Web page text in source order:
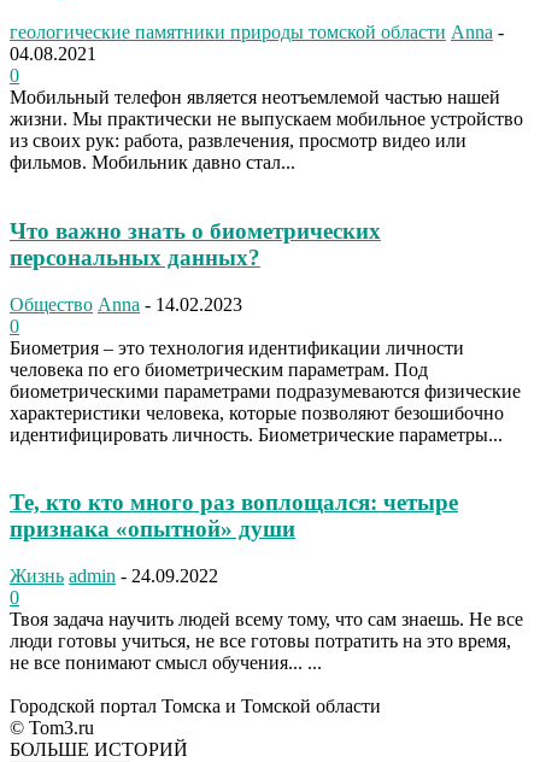
геологические памятники природы томской области Anna -
04.08.2021
0
Мобильный телефон является неотъемлемой частью нашей
жизни. Мы практически не выпускаем мобильное устройство
из своих рук: работа, развлечения, просмотр видео или
фильмов. Мобильник давно стал...
Что важно знать о биометрических
персональных данных?
Общество Anna - 14.02.2023
0
Биометрия – это технология идентификации личности
человека по его биометрическим параметрам. Под
биометрическими параметрами подразумеваются физические
характеристики человека, которые позволяют безошибочно
идентифицировать личность. Биометрические параметры...
Те, кто кто много раз воплощался: четыре
признака «опытной» души
Жизнь admin - 24.09.2022
0
Твоя задача научить людей всему тому, что сам знаешь. Не все
люди готовы учиться, не все готовы потратить на это время,
не все понимают смысл обучения... ...
Городской портал Томска и Томской области
© Tom3.ru
БОЛЬШЕ ИСТОРИЙ